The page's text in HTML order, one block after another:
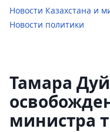
Новости Казахстана и
Новости политики
Тамара
министра